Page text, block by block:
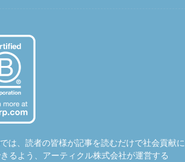
は、読者の皆様が記事を読むだけで社会貢献に
るよう、アーティクル株式会社が運営する